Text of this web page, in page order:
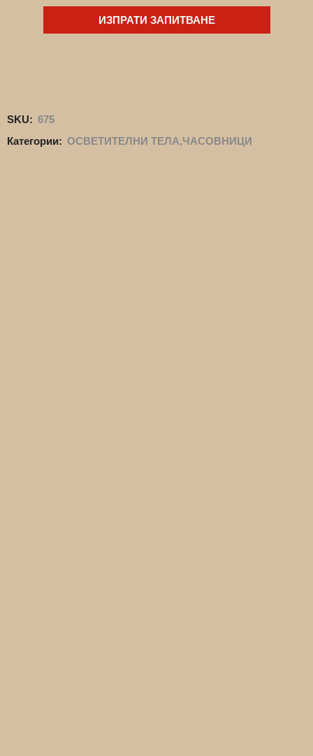
ИЗПРАТИ ЗАПИТВАНЕ
SKU: 675
Категории: ОСВЕТИТЕЛНИ ТЕЛА,ЧАСОВНИЦИ